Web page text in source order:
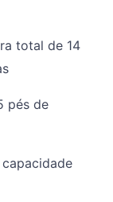
total de 14
pés de